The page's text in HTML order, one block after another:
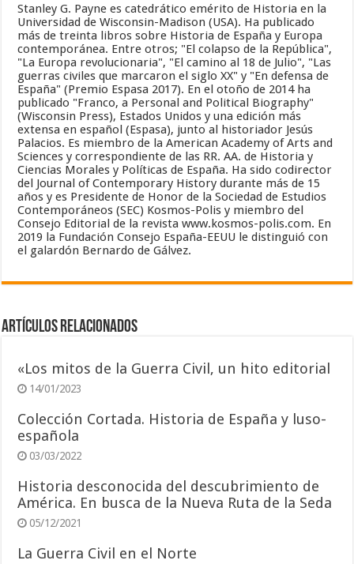
Stanley G. Payne es catedrático emérito de Historia en la
Universidad de Wisconsin-Madison (USA). Ha publicado
más de treinta libros sobre Historia de España y Europa
contemporánea. Entre otros; "El colapso de la República",
"La Europa revolucionaria", "El camino al 18 de Julio", "Las
guerras civiles que marcaron el siglo XX" y "En defensa de
España" (Premio Espasa 2017). En el otoño de 2014 ha
publicado "Franco, a Personal and Political Biography"
(Wisconsin Press), Estados Unidos y una edición más
extensa en español (Espasa), junto al historiador Jesús
Palacios. Es miembro de la American Academy of Arts and
Sciences y correspondiente de las RR. AA. de Historia y
Ciencias Morales y Políticas de España. Ha sido codirector
del Journal of Contemporary History durante más de 15
años y es Presidente de Honor de la Sociedad de Estudios
Contemporáneos (SEC) Kosmos-Polis y miembro del
Consejo Editorial de la revista www.kosmos-polis.com. En
2019 la Fundación Consejo España-EEUU le distinguió con
el galardón Bernardo de Gálvez.
Artículos relacionados
«Los mitos de la Guerra Civil, un hito editorial
14/01/2023
Colección Cortada. Historia de España y luso-
española
03/03/2022
Historia desconocida del descubrimiento de
América. En busca de la Nueva Ruta de la Seda
05/12/2021
La Guerra Civil en el Norte